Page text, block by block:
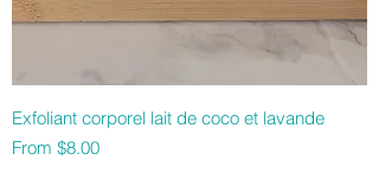
Exfoliant corporel lait de coco et lavande
From $8.00
Sale Price